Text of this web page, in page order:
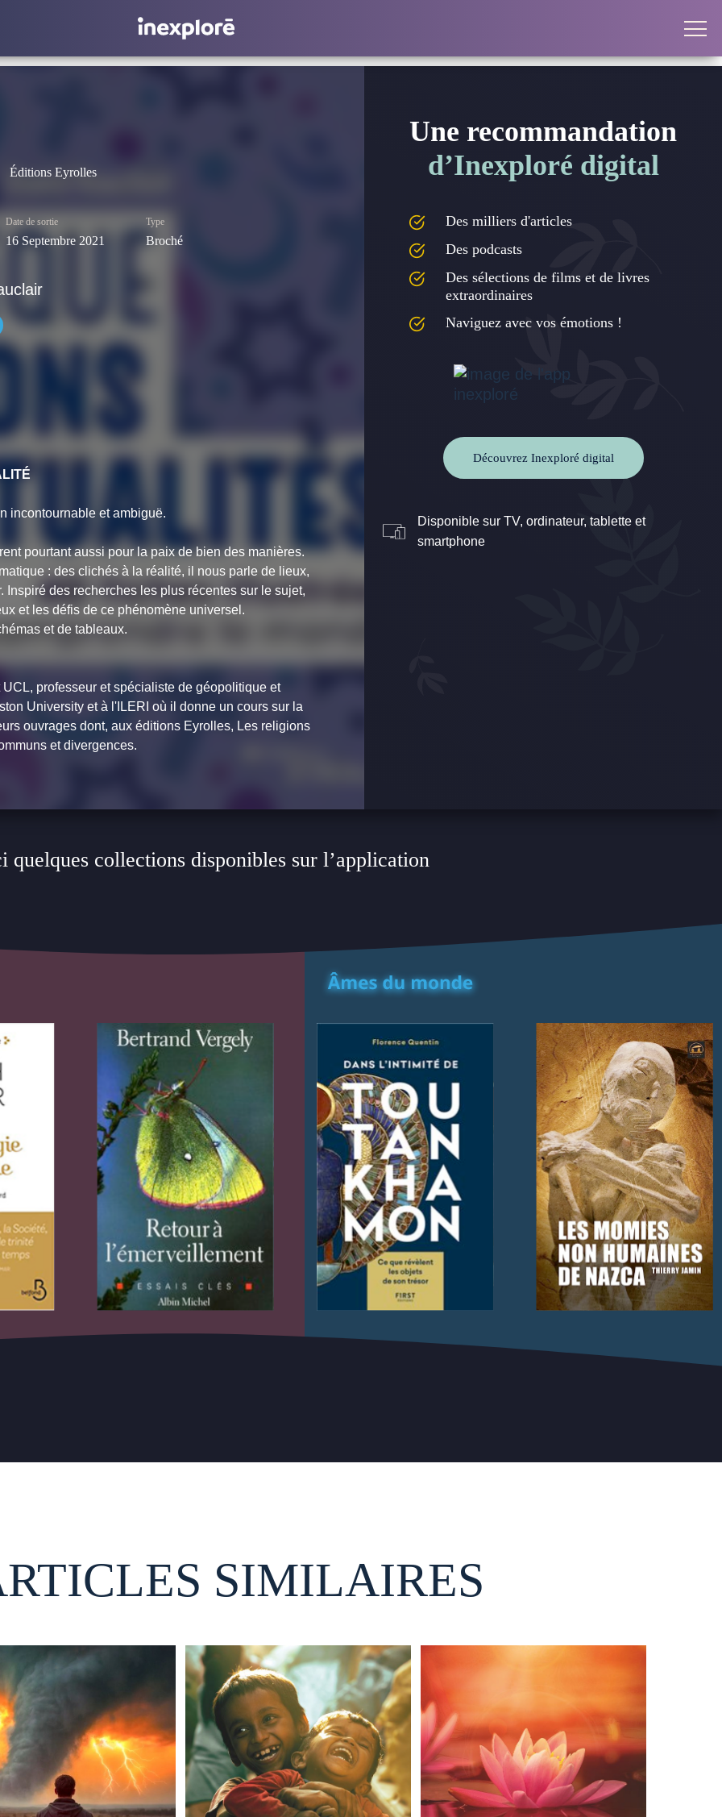
Éditions Eyrolles
Date de sortie
16 Septembre 2021
Type
Broché
incontournable et ambiguë.
pourtant aussi pour la paix de bien des manières.
: des clichés à la réalité, il nous parle de lieux,
des recherches les plus récentes sur le sujet,
et les défis de ce phénomène universel.
et de tableaux.
professeur et spécialiste de géopolitique et
University et à l'ILERI où il donne un cours sur la
ouvrages dont, aux éditions Eyrolles, Les religions
et divergences.
Une recommandation
d’Inexploré digital
Des milliers d'articles
Des podcasts
Des sélections de films et de livres
extraordinaires
Naviguez avec vos émotions !
Découvrez Inexploré digital
Disponible sur TV, ordinateur, tablette et
smartphone
quelques collections disponibles sur l’application
SIMILAIRES